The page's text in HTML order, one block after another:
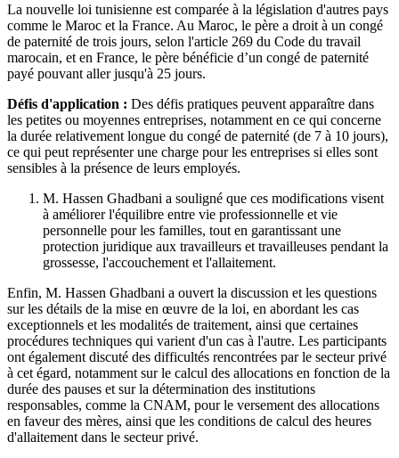
La nouvelle loi tunisienne est comparée à la législation d'autres pays
comme le Maroc et la France. Au Maroc, le père a droit à un congé
de paternité de trois jours, selon l'article 269 du Code du travail
marocain, et en France, le père bénéficie d’un congé de paternité
payé pouvant aller jusqu'à 25 jours.
Défis d'application : Des défis pratiques peuvent apparaître dans
les petites ou moyennes entreprises, notamment en ce qui concerne
la durée relativement longue du congé de paternité (de 7 à 10 jours),
ce qui peut représenter une charge pour les entreprises si elles sont
sensibles à la présence de leurs employés.
M. Hassen Ghadbani a souligné que ces modifications visent
à améliorer l'équilibre entre vie professionnelle et vie
personnelle pour les familles, tout en garantissant une
protection juridique aux travailleurs et travailleuses pendant la
grossesse, l'accouchement et l'allaitement.
Enfin, M. Hassen Ghadbani a ouvert la discussion et les questions
sur les détails de la mise en œuvre de la loi, en abordant les cas
exceptionnels et les modalités de traitement, ainsi que certaines
procédures techniques qui varient d'un cas à l'autre. Les participants
ont également discuté des difficultés rencontrées par le secteur privé
à cet égard, notamment sur le calcul des allocations en fonction de la
durée des pauses et sur la détermination des institutions
responsables, comme la CNAM, pour le versement des allocations
en faveur des mères, ainsi que les conditions de calcul des heures
d'allaitement dans le secteur privé.